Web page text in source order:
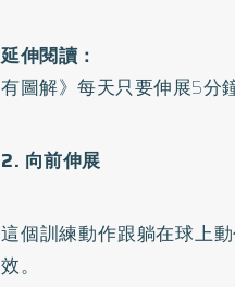
延伸閱讀：
有圖解》每天只要伸展5分
2. 向前伸展
這個訓練動作跟躺在球上
效。